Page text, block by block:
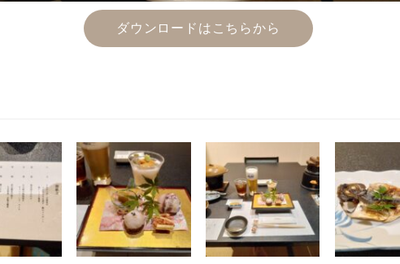
ダウンロードはこちらから